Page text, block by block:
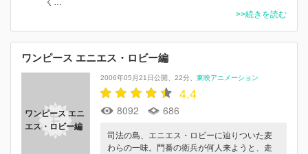
>>続きを読む
ワンピース エニエス・ロビー編
ワンピース エニ
エス・ロビー編
2006年05月21日公開 22分 東映アニメーション
4.4
8092 686
司法の島、エニエス・ロビーに辿りついた麦
わらの一味。門番の衛兵が何人来ようと、走